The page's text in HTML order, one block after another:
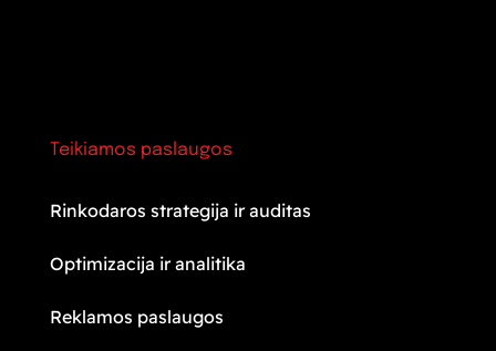
Teikiamos paslaugos
Rinkodaros strategija ir auditas
Optimizacija ir analitika
Reklamos paslaugos